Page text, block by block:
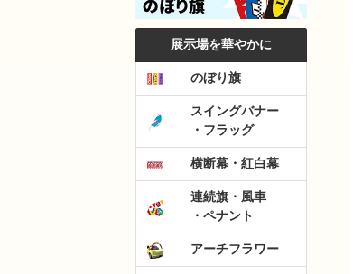
展示場を華やかに
のぼり旗
スイングバナー
・フラッグ
横断幕・紅白幕
連続旗・風車
・ペナント
アーチフラワー
プライスボードセット(10台
（税込）
プライスボードセット(10台
分)SK-34S